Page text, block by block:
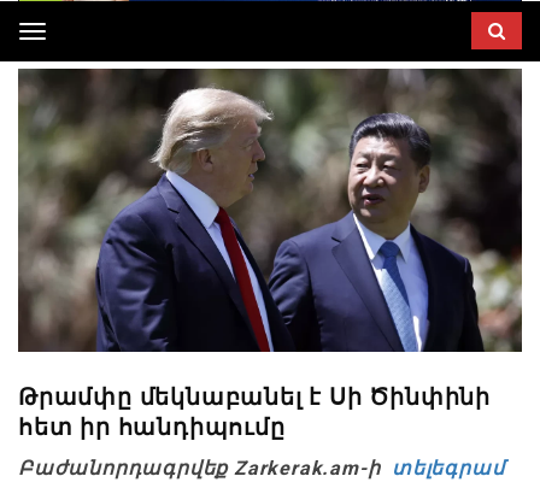
Toggle
navigation
Թրամփը մեկնաբանել է Սի Ծինփինի
հետ իր հանդիպումը
Բաժանորդագրվեք Zarkerak.am-ի տելեգրամ